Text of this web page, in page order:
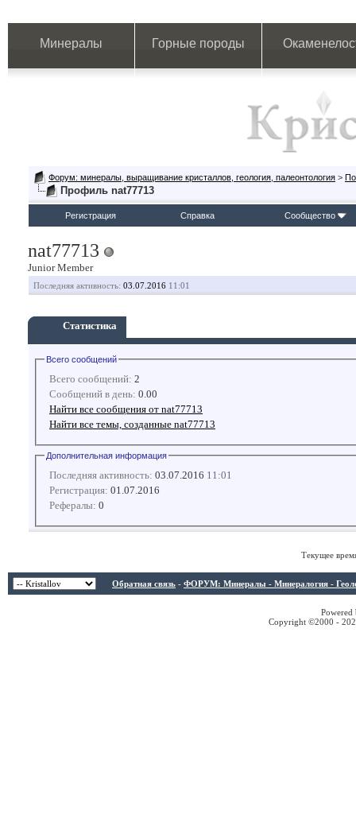
Минералы Горные породы
Форум: минералы, выращивание кристаллов, геология, палеонтология >
Профиль nat77713
Регистрация Справка Сообщество
nat77713
Junior Member
Последняя активность: 03.07.2016 11:01
Статистика
Всего сообщений
Всего сообщений: 2
Сообщений в день: 0.00
Найти все сообщения от nat77713
Найти все темы, созданные nat77713
Дополнительная информация
Последняя активность: 03.07.2016 11:01
Регистрация: 01.07.2016
Рефералы: 0
Текущее
Обратная связь - ФОРУМ: Минералы - Минералогия -
Copyright ©2000 -